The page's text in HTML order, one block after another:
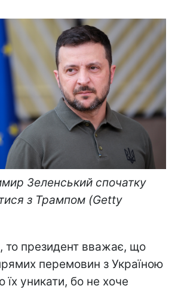
Зеленський спочатку
з Трампом (Getty
то президент вважає, що
перемовин з Україною
їх уникати, бо не хоче